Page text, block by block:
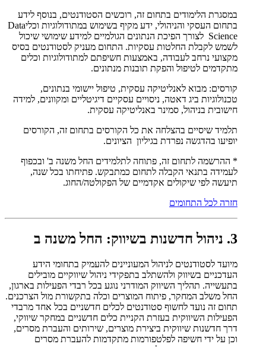
במסגרת הלימודים בתחום זה, רוכשים הסטודנטים, בנוסף לידע
בתחום העסקי והניהולי, ידע מקיף בשימוש במתודולוגיות וכליData
Science לצורך הפיכת הנתונים הגולמיים למידע שימושי שיכול
לשמש לקבלת החלטות עסקיות. התחום מעניק לסטודנטים בסיס
מקצועי נרחב לעבודה, באמצעות חשיפתם למתודולוגיות וכלים
מתקדמים לטיפול והפקת תובנות מנתונים.
קורסים: מבוא לאנליטיקה עסקית, טיפול יישומי בנתונים,
טכנולוגיות ביג דאטה, ניסויים עסקיים דיגיטליים ומקוונים, למידה
חישובית בניהול, סמינר באנליטיקה עסקית.
תלמיד שיסיים בהצלחה את כל הקורסים בתחום זה, הקורסים
יופיעו בהדגשה נפרדת בגיליון הציונים.
* ההרשמה לתחום זה, פתוחה לתלמידים החל משנה ב' ובכפוף
לעמידה בתנאי הקבלה לתחום כמתבקש. פתיחתו בכל שנה,
תיעשה לפי שיקולים אקדמיים של הפקולטה/החוג.
חזרה לכל התחומים
3. ניהול חדשנות בשיווק: החל משנה ב
מיועד לסטודנטים לניהול המעוניינים להעמיק בתחומי הידע
העדכניים בשיווק ולהשתלב בתפקידי ניהול שיווקיים מובילים
בתעשייה. תהליך השיווק המודרני נוגע בכל רבדי הפעילות בארגון,
החל משלב המחקר, פיתוח המוצרים וכלה בתקשורת מול הצרכנים.
תחום זה נועד לחשוף סטודנטים לכלים חדשניים בכל אחד מרבדי
הפעילות השיווקית בעזרת הקניית כלים חדשניים במחקר שיווקי,
דרך חדשנות שיווקית ביצירת מוצרים, שירותים והעברת מסרים,
וכן על ידי חשיפה לפלטפורמות מתקדמות להעברת מסרים